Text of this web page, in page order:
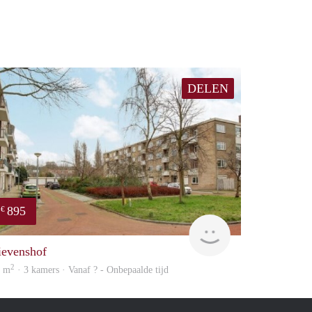
DELEN
€ 895
rent
m2 · 3 kamers · Vanaf ? - Onbepaalde tijd